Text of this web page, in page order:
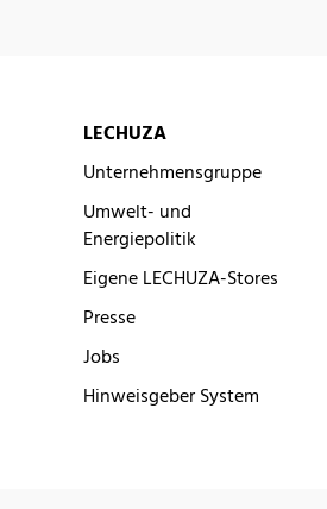
LECHUZA
Unternehmensgruppe
Umwelt- und
Energiepolitik
Eigene LECHUZA-Stores
Presse
Jobs
Hinweisgeber System